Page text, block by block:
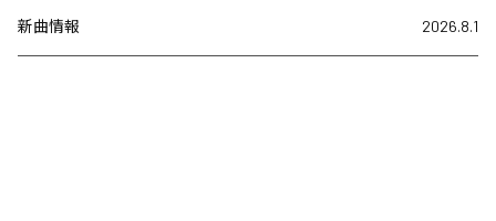
新曲情報 2026.8.1